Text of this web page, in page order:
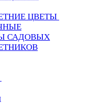
ЦВЕТЫ
САДОВЫХ